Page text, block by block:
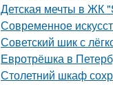
Детская мечты в ЖК
Современное
Советский шик с
Евротрёшка в
Столетний шкаф